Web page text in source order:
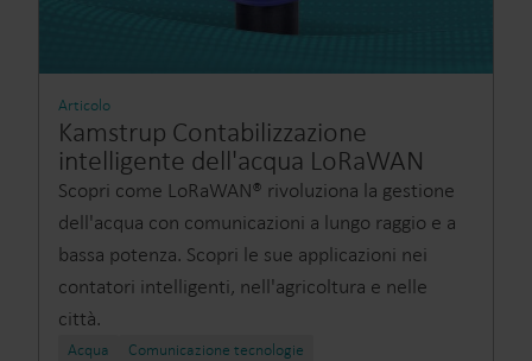
Articolo
Kamstrup Contabilizzazione
intelligente dell'acqua LoRaWAN
Scopri come LoRaWAN® rivoluziona la gestione
dell'acqua con comunicazioni a lungo raggio e a
bassa potenza. Scopri le sue applicazioni nei
contatori intelligenti, nell'agricoltura e nelle
città.
Acqua
Comunicazione tecnologie